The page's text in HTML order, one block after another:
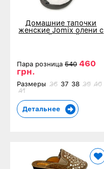
Домашние тапочки
женские Jomix олени с
закрытой пяткой серые
Пара розница 540 460
грн.
Размеры 36 37 38 39 40
41
Детальнее